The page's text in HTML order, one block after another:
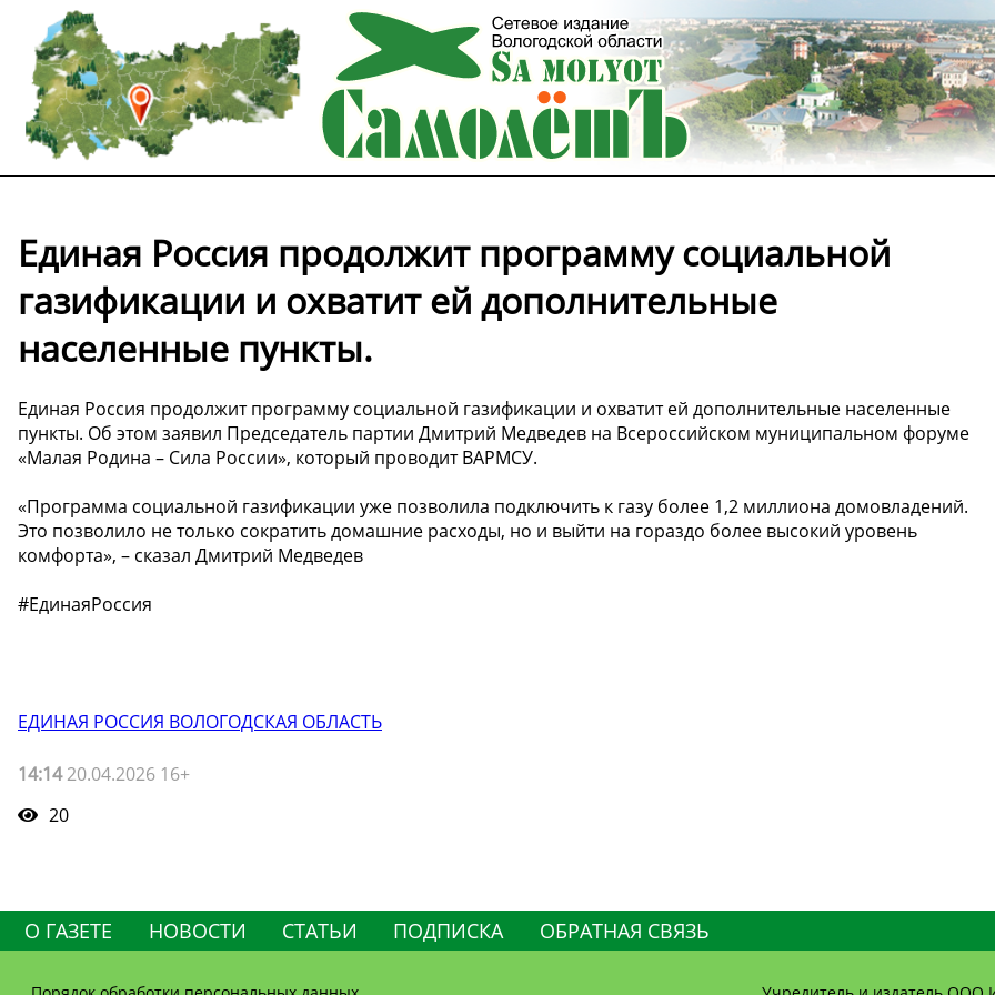
Единая Россия продолжит программу социальной
газификации и охватит ей дополнительные
населенные пункты.
Единая Россия продолжит программу социальной газификации и охватит ей дополнительные населенные
пункты. Об этом заявил Председатель партии Дмитрий Медведев на Всероссийском муниципальном форуме
«Малая Родина – Сила России», который проводит ВАРМСУ.
«Программа социальной газификации уже позволила подключить к газу более 1,2 миллиона домовладений.
Это позволило не только сократить домашние расходы, но и выйти на гораздо более высокий уровень
комфорта», – сказал Дмитрий Медведев
#ЕдинаяРоссия
ЕДИНАЯ РОССИЯ ВОЛОГОДСКАЯ ОБЛАСТЬ
14:1420.04.2026 16+
20
О ГАЗЕТЕ НОВОСТИ СТАТЬИ ПОДПИСКА ОБРАТНАЯ СВЯЗЬ